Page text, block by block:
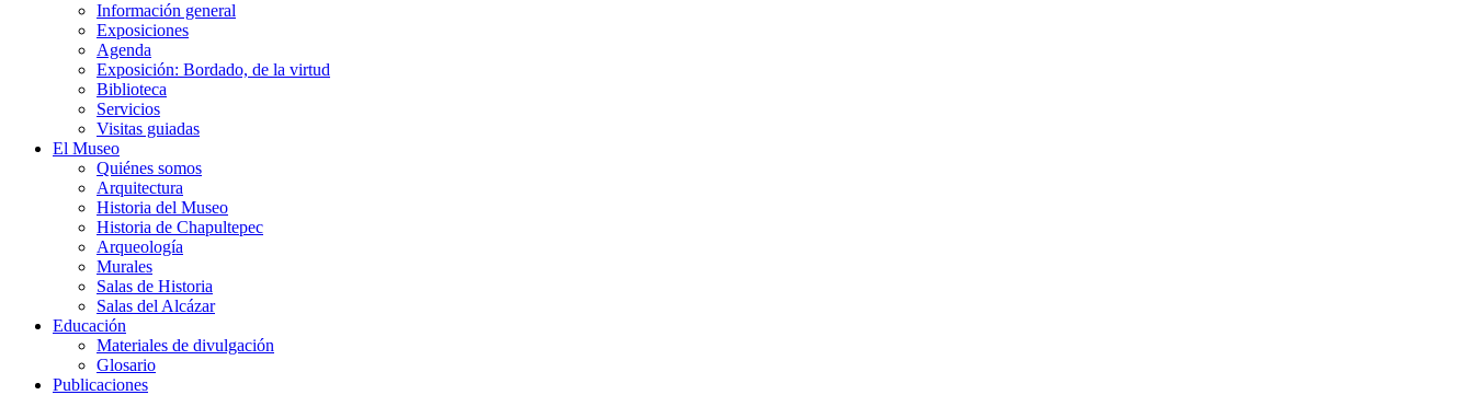
Información general
Exposiciones
Agenda
Exposición: Bordado, de la virtud
Biblioteca
Servicios
Visitas guiadas
El Museo
Quiénes somos
Arquitectura
Historia del Museo
Historia de Chapultepec
Arqueología
Murales
Salas de Historia
Salas del Alcázar
Educación
Materiales de divulgación
Glosario
Publicaciones